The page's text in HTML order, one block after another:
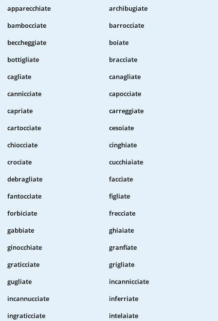
apparecchiate
archibugiate
bambocciate
barrocciate
beccheggiate
boiate
bottigliate
bracciate
cagliate
canagliate
cannicciate
capocciate
capriate
carreggiate
cartocciate
cesoiate
chiocciate
cinghiate
crociate
cucchiaiate
debragliate
facciate
fantocciate
figliate
forbiciate
frecciate
gabbiate
ghiaiate
ginocchiate
granfiate
graticciate
grigliate
gugliate
incannicciate
incannucciate
inferriate
ingraticciate
intelaiate